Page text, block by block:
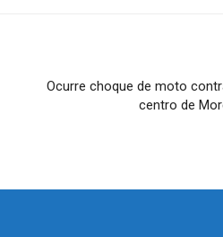
Ocurre choque de moto
centro de